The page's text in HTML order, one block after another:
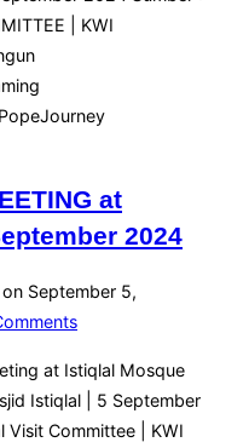
| KWI
at
2024
September 5,
at Istiqlal Mosque
Istiqlal | 5 September
Visit Committee | KWI